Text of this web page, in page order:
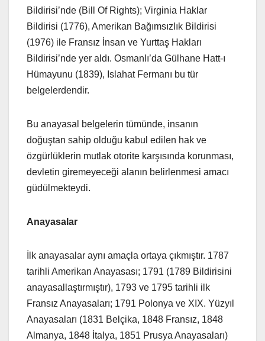
Bildirisi’nde (Bill Of Rights); Virginia Haklar
Bildirisi (1776), Amerikan Bağımsızlık Bildirisi
(1976) ile Fransız İnsan ve Yurttaş Hakları
Bildirisi’nde yer aldı. Osmanlı’da Gülhane Hatt-ı
Hümayunu (1839), Islahat Fermanı bu tür
belgelerdendir.
Bu anayasal belgelerin tümünde, insanın
doğuştan sahip olduğu kabul edilen hak ve
özgürlüklerin mutlak otorite karşısında korunması,
devletin giremeyeceği alanın belirlenmesi amacı
güdülmekteydi.
Anayasalar
İlk anayasalar aynı amaçla ortaya çıkmıştır. 1787
tarihli Amerikan Anayasası; 1791 (1789 Bildirisini
anayasallaştırmıştır), 1793 ve 1795 tarihli ilk
Fransız Anayasaları; 1791 Polonya ve XIX. Yüzyıl
Anayasaları (1831 Belçika, 1848 Fransız, 1848
Almanya, 1848 İtalya, 1851 Prusya Anayasaları)